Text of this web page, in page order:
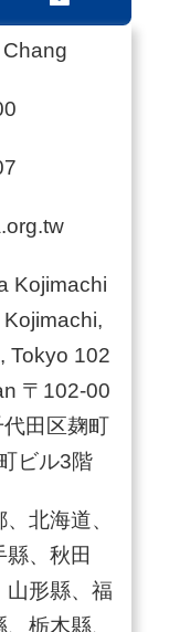
Kojimachi
Tokyo 102
〒102-00
田区麹町
ビル3階
北海道、
縣、秋田
山形縣、福
栃木縣、